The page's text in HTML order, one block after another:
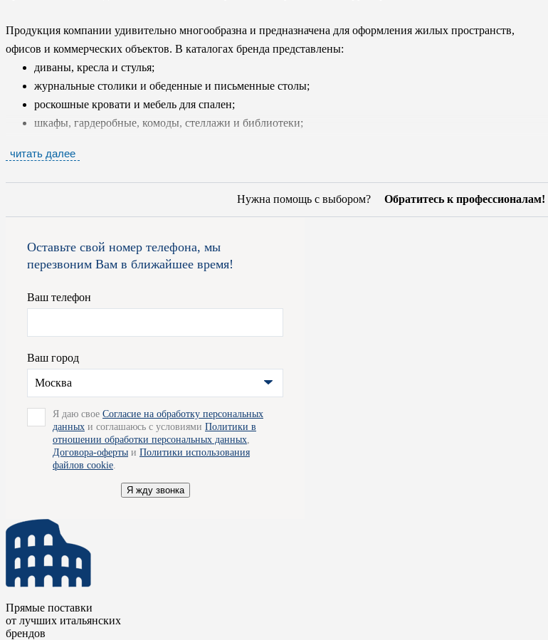
Продукция компании удивительно многообразна и предназначена для оформления жилых пространств,
офисов и коммерческих объектов. В каталогах бренда представлены:
диваны, кресла и стулья;
журнальные столики и обеденные и письменные столы;
роскошные кровати и мебель для спален;
шкафы, гардеробные, комоды, стеллажи и библиотеки;
двери и межкомнатные перегородки.
Специалисты фабрики LONGHI работают только с самыми эксклюзивными, натуральными сортами
древесины, а так же с мрамором, природным камнем, стеклом, кристаллами Swarovski, керамикой и металлом.
кожа, тщательно отобранная и специально обработанная с соблюдением всех экологических норм. Коллекции
фабрики постоянно обновляются, чтобы у клиента был максимально широкий выбор, соответствующий его
красотой и функциональностью. Помимо готовых изделий мастера предприятия для вас изготовят изделия на
Для получения подробной информации вы можете обратиться к специалистам наших салонов, - они будут
рады проконсультировать вас по всем вопросам и помогут определиться с выбором. Так же мы готовы
организовать для вас доставку товара по Москве.
читать далее
Нужна помощь с выбором? Обратитесь к профессионалам!
Оставьте свой номер телефона, мы
перезвоним Вам в ближайшее время!
Ваш телефон
Ваш город
Москва
Я даю свое Согласие на обработку персональных
данных и соглашаюсь с условиями Политики в
отношении обработки персональных данных,
Договора-оферты и Политики использования
файлов cookie.
Я жду звонка
Прямые поставки
от лучших итальянских
брендов